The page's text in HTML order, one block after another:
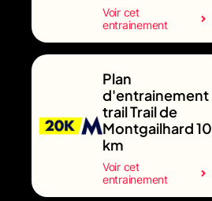
Voir cet
entrainement
Plan
d'entrainement
trail Trail de
Montgailhard 10
km
Voir cet
entrainement